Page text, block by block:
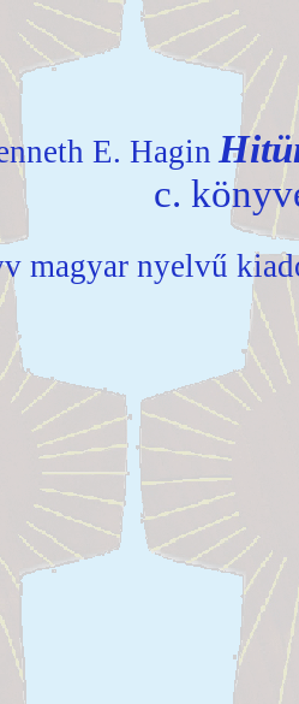
E. Hagin
c.
magyar nyelvű